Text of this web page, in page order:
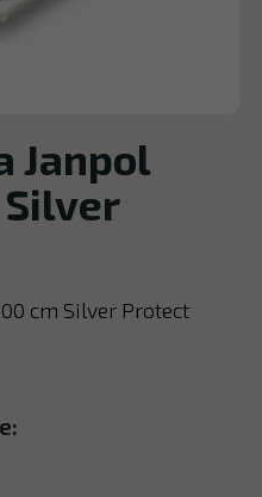
Janpol
cm Silver Protect